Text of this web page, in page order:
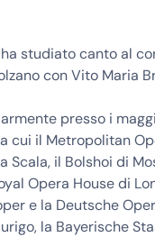
studiato canto al
con Vito Maria
presso i
cui il Metropolitan
Scala, il Bolshoi di
Opera House di
e la Deutsche
la Bayerische